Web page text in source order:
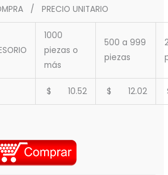
/ PRECIO UNITARIO
1000
piezas o
más
500 a 999
piezas
$ 10.52 $ 12.02